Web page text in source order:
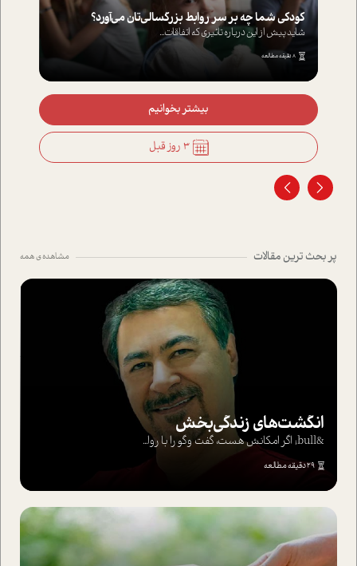
کودکی شما چه بر سر روابط بزرگسالی‌تان می‌آورد؟
شاید پیش از این درباره تاثیری که اتفاقات...
8 دقیقه مطالعه
بیشتر بخوانیم
3 روز قبل
پر بحث ترین مقالات مشاهده ی همه
انگشت‌های‌ زندگی‌بخش
&bull; اگر امکانش هست، گفت وگو را با روا...
29 دقیقه مطالعه